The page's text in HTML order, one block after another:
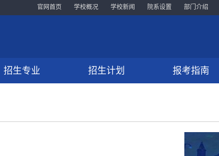
官网首页 学校概况 学校新闻 院系设置 部门介绍
招生专业 招生计划 报考指南